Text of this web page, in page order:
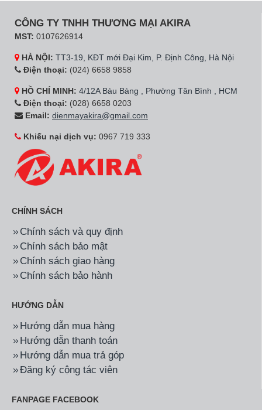
CÔNG TY TNHH THƯƠNG MẠI AKIRA
MST: 0107626914
HÀ NỘI: TT3-19, KĐT mới Đại Kim, P. Định Công, Hà Nội
Điện thoại: (024) 6658 9858
HỒ CHÍ MINH: 4/12A Bàu Bàng , Phường Tân Bình , HCM
Điện thoại: (028) 6658 0203
Email: dienmayakira@gmail.com
Khiếu nại dịch vụ: 0967 719 333
CHÍNH SÁCH
Chính sách và quy định
Chính sách bảo mật
Chính sách giao hàng
Chính sách bảo hành
HƯỚNG DẪN
Hướng dẫn mua hàng
Hướng dẫn thanh toán
Hướng dẫn mua trả góp
Đăng ký cộng tác viên
FANPAGE FACEBOOK